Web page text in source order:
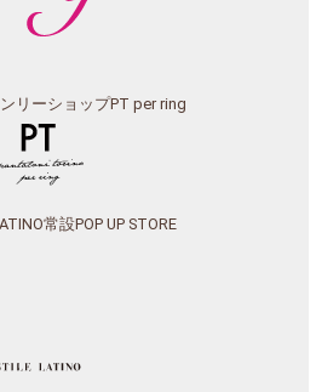
リーショップPT per ring
常設POP UP STORE